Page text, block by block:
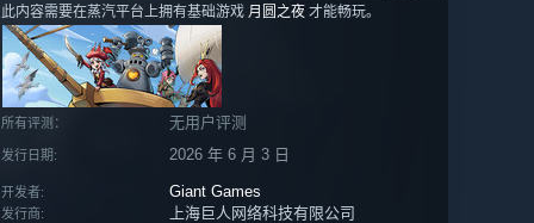
此内容需要在蒸汽平台上拥有基础游戏 月圆之夜 才能畅玩。
所有评测： 无用户评测
发行日期: 2026 年 6 月 3 日
开发者: Giant Games
发行商: 上海巨人网络科技有限公司